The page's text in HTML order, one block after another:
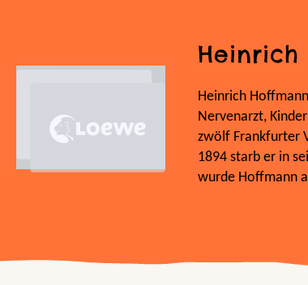
Heinrich
Heinrich
Nervenarzt,
zwölf Frankfurter
1894 starb er in
wurde Hoffmann